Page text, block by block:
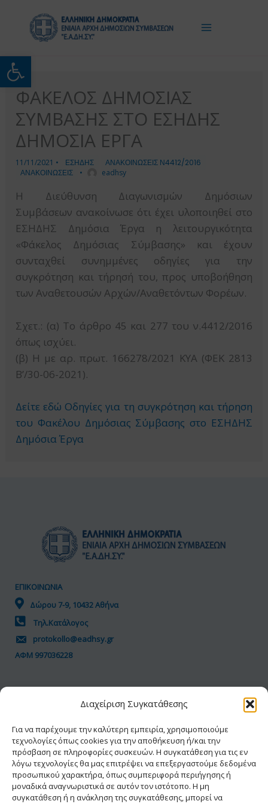
Ανοίξτε τη γραμμή
Διαχείριση Συγκατάθεσης
Για να παρέχουμε την καλύτερη εμπειρία, χρησιμοποιούμε
τεχνολογίες όπως cookies για την αποθήκευση ή/και την
πρόσβαση σε πληροφορίες συσκευών. Η συγκατάθεση για τις εν
λόγω τεχνολογίες θα μας επιτρέψει να επεξεργαστούμε δεδομένα
προσωπικού χαρακτήρα, όπως συμπεριφορά περιήγησης ή
μοναδικά αναγνωριστικά σε αυτόν τον ιστότοπο. Η μη
συγκατάθεση ή η ανάκληση της συγκατάθεσης, μπορεί να
περιεχόμενο
ΦΑΚΕΛΟΣ ΔΗΜΟΣΙΑΣ
ΣΥΜΒΑΣΗΣ ΣΤΟ ΕΣΗΔΗΣ
ΔΗΜΟΣΙΑ ΕΡΓΑ
11/11/2021 • ΕΣΗΔΗΣ
ΑΝΑΚΟΙΝΩΣΕΙΣ Ν4412/2016
ΑΝΑΚΟΙΝΩΣΕΙΣ
• eadhsy
Η Διεύθυνση Διαγωνισμών Δημόσιων
Συμβάσεων ανακοίνωσε ότι έχει υλοποιηθεί στο
ΕΣΗΔΗΣ Δημόσια Έργα η λειτουργικότητα
«Φάκελος Δημόσιας Σύμβασης» και έχουν
συνταχθεί συνημμένες οδηγίες για την
συγκρότηση και τήρησή του, προς υποβοήθηση
των Αναθετουσών Αρχών/Αναθετόντων Φορέων.
Σχετ.: (α) Το άρθρο 45 και 277 του ν.4412/2016
όπως ισχύει.
(β) Η με αρ. πρωτ. 166278/2021 ΚΥΑ (ΦΕΚ 2813
Β’/30-06-2021).
Δείτε εδώ Οδηγίες για τη συγκρότηση και τήρηση
του Φακέλου Δημόσιας Σύμβασης στο ΕΣΗΔΗΣ
Δημόσια Έργα
ΕΠΙΚΟΙΝΩΝΙΑ
Δώρου 7-9, 10432 Αθήνα
Τηλ.Κατάλογος
protokollo@eadhsy.gr
ΑΦΜ 997036228
Προσωπικά Δεδομένα
Πολιτική Cookies
Δήλωση Προσβασιμότητας